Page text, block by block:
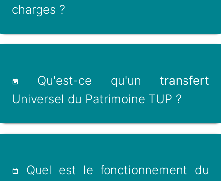
charges ?
Qu'est-ce qu'un transfert
Universel du Patrimoine TUP ?
Quel est le fonctionnement du